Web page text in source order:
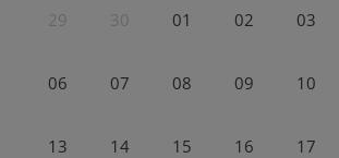
29 30 01 02 03
06 07 08 09 10
13 14 15 16 17